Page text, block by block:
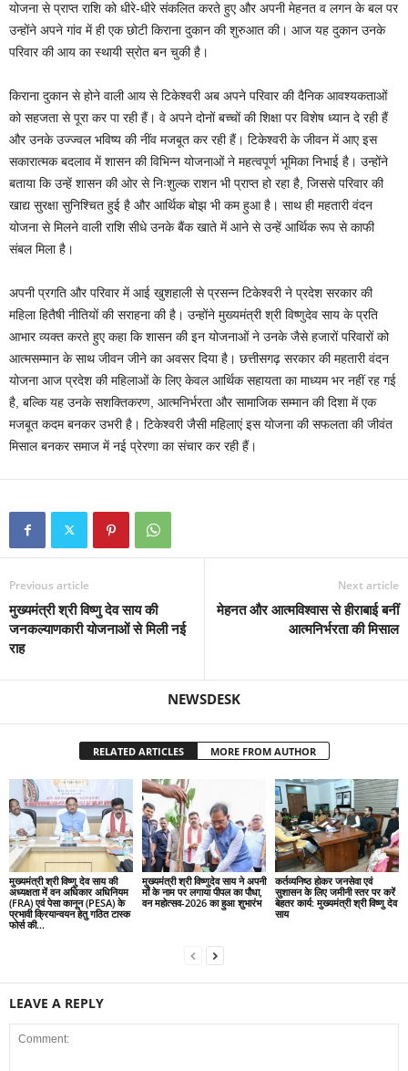
योजना से प्राप्त राशि को धीरे-धीरे संकलित करते हुए और अपनी मेहनत व लगन के बल पर
उन्होंने अपने गांव में ही एक छोटी किराना दुकान की शुरुआत की। आज यह दुकान उनके
परिवार की आय का स्थायी स्रोत बन चुकी है।
किराना दुकान से होने वाली आय से टिकेश्वरी अब अपने परिवार की दैनिक आवश्यकताओं
को सहजता से पूरा कर पा रही हैं। वे अपने दोनों बच्चों की शिक्षा पर विशेष ध्यान दे रही हैं
और उनके उज्ज्वल भविष्य की नींव मजबूत कर रही हैं। टिकेश्वरी के जीवन में आए इस
सकारात्मक बदलाव में शासन की विभिन्न योजनाओं ने महत्वपूर्ण भूमिका निभाई है। उन्होंने
बताया कि उन्हें शासन की ओर से निःशुल्क राशन भी प्राप्त हो रहा है, जिससे परिवार की
खाद्य सुरक्षा सुनिश्चित हुई है और आर्थिक बोझ भी कम हुआ है। साथ ही महतारी वंदन
योजना से मिलने वाली राशि सीधे उनके बैंक खाते में आने से उन्हें आर्थिक रूप से काफी
संबल मिला है।
अपनी प्रगति और परिवार में आई खुशहाली से प्रसन्न टिकेश्वरी ने प्रदेश सरकार की
महिला हितैषी नीतियों की सराहना की है। उन्होंने मुख्यमंत्री श्री विष्णुदेव साय के प्रति
आभार व्यक्त करते हुए कहा कि शासन की इन योजनाओं ने उनके जैसे हजारों परिवारों को
आत्मसम्मान के साथ जीवन जीने का अवसर दिया है। छत्तीसगढ़ सरकार की महतारी वंदन
योजना आज प्रदेश की महिलाओं के लिए केवल आर्थिक सहायता का माध्यम भर नहीं रह गई
है, बल्कि यह उनके सशक्तिकरण, आत्मनिर्भरता और सामाजिक सम्मान की दिशा में एक
मजबूत कदम बनकर उभरी है। टिकेश्वरी जैसी महिलाएं इस योजना की सफलता की जीवंत
मिसाल बनकर समाज में नई प्रेरणा का संचार कर रही हैं।
Previous article
मुख्यमंत्री श्री विष्णु देव साय की
जनकल्याणकारी योजनाओं से मिली नई
राह
Next article
मेहनत और आत्मविश्वास से हीराबाई बनीं
आत्मनिर्भरता की मिसाल
NEWSDESK
RELATED ARTICLES MORE FROM AUTHOR
मुख्यमंत्री श्री विष्णु देव साय की
अध्यक्षता में वन अधिकार अधिनियम
(FRA) एवं पेसा कानून (PESA) के
प्रभावी क्रियान्वयन हेतु गठित टास्क
फोर्स की...
मुख्यमंत्री श्री विष्णुदेव साय ने अपनी
माँ के नाम पर लगाया पीपल का पौधा,
वन महोत्सव-2026 का हुआ शुभारंभ
कर्तव्यनिष्ठ होकर जनसेवा एवं
सुशासन के लिए जमीनी स्तर पर करें
बेहतर कार्य: मुख्यमंत्री श्री विष्णु देव
साय
LEAVE A REPLY